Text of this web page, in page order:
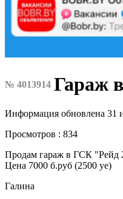
№ 4013914 Гараж
Информация обновлена 31
Просмотров : 834
Продам гараж в ГСК "Рейд
Цена 7000 б.руб (2500 уе)
Галина